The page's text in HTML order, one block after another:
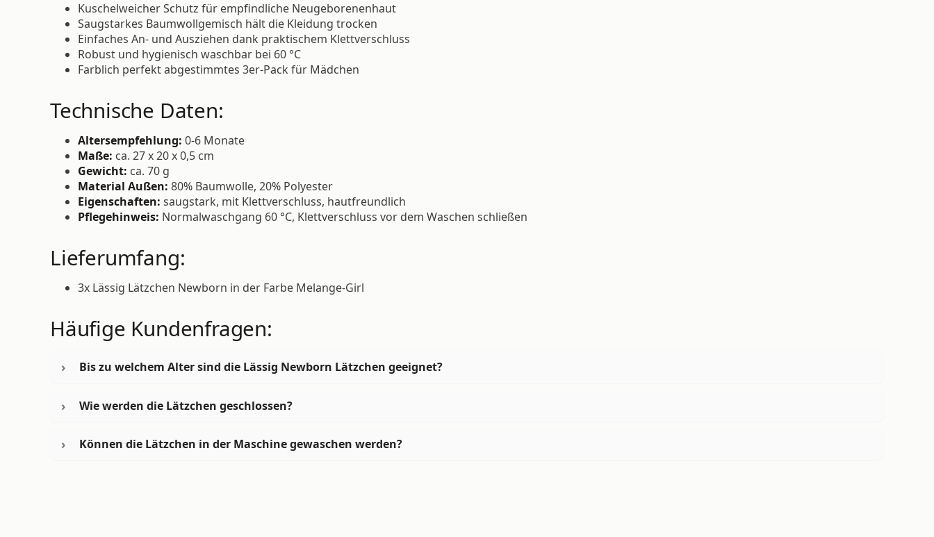
Kuschelweicher Schutz für empfindliche Neugeborenenhaut
Saugstarkes Baumwollgemisch hält die Kleidung trocken
Einfaches An- und Ausziehen dank praktischem Klettverschluss
Robust und hygienisch waschbar bei 60 °C
Farblich perfekt abgestimmtes 3er-Pack für Mädchen
Technische Daten:
Altersempfehlung: 0-6 Monate
Maße: ca. 27 x 20 x 0,5 cm
Gewicht: ca. 70 g
Material Außen: 80% Baumwolle, 20% Polyester
Eigenschaften: saugstark, mit Klettverschluss, hautfreundlich
Pflegehinweis: Normalwaschgang 60 °C, Klettverschluss vor dem Waschen schließen
Lieferumfang:
3x Lässig Lätzchen Newborn in der Farbe Melange-Girl
Häufige Kundenfragen:
Bis zu welchem Alter sind die Lässig Newborn Lätzchen geeignet?
Wie werden die Lätzchen geschlossen?
Können die Lätzchen in der Maschine gewaschen werden?